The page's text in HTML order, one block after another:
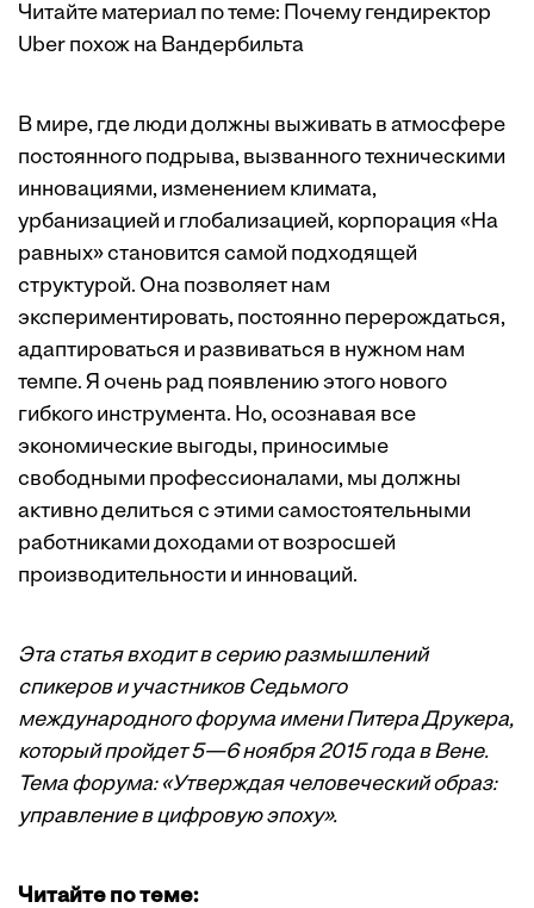
Читайте материал по теме: Почему гендиректор
Uber похож на Вандербильта
В мире, где люди должны выживать в атмосфере
постоянного подрыва, вызванного техническими
инновациями, изменением климата,
урбанизацией и глобализацией, корпорация «На
равных» становится самой подходящей
структурой. Она позволяет нам
экспериментировать, постоянно перерождаться,
адаптироваться и развиваться в нужном нам
темпе. Я очень рад появлению этого нового
гибкого инструмента. Но, осознавая все
экономические выгоды, приносимые
свободными профессионалами, мы должны
активно делиться с этими самостоятельными
работниками доходами от возросшей
производительности и инноваций.
Эта статья входит в серию размышлений
спикеров и участников Седьмого
международного форума имени Питера Друкера,
который пройдет 5—6 ноября 2015 года в Вене.
Тема форума: «Утверждая человеческий образ:
управление в цифровую эпоху».
Читайте по теме: